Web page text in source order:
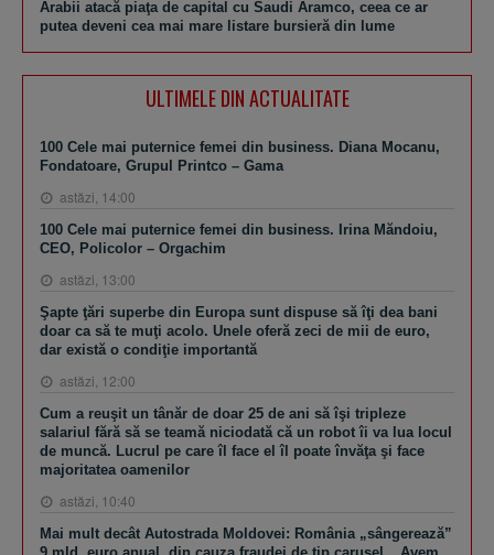
Arabii atacă piaţa de capital cu Saudi Aramco, ceea ce ar
putea deveni cea mai mare listare bursieră din lume
ULTIMELE DIN ACTUALITATE
100 Cele mai puternice femei din business. Diana Mocanu,
Fondatoare, Grupul Printco – Gama
astăzi, 14:00
100 Cele mai puternice femei din business. Irina Măndoiu,
CEO, Policolor – Orgachim
astăzi, 13:00
Şapte ţări superbe din Europa sunt dispuse să îţi dea bani
doar ca să te muţi acolo. Unele oferă zeci de mii de euro,
dar există o condiţie importantă
astăzi, 12:00
Cum a reuşit un tânăr de doar 25 de ani să îşi tripleze
salariul fără să se teamă niciodată că un robot îi va lua locul
de muncă. Lucrul pe care îl face el îl poate învăţa şi face
majoritatea oamenilor
astăzi, 10:40
Mai mult decât Autostrada Moldovei: România „sângerează”